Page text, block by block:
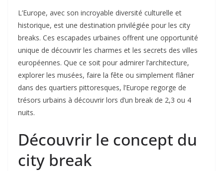
L’Europe, avec son incroyable diversité culturelle et
historique, est une destination privilégiée pour les city
breaks. Ces escapades urbaines offrent une opportunité
unique de découvrir les charmes et les secrets des villes
européennes. Que ce soit pour admirer l’architecture,
explorer les musées, faire la fête ou simplement flâner
dans des quartiers pittoresques, l’Europe regorge de
trésors urbains à découvrir lors d’un break de 2,3 ou 4
nuits.
Découvrir le concept du
city break